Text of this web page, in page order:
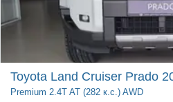
Toyota Land Cruiser Prado
Premium 2.4T AT (282 к.с.) AWD